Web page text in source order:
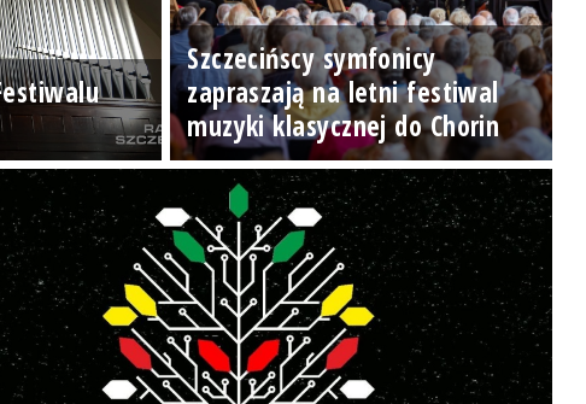
Szczecińscy symfonicy
zapraszają na letni festiwal
muzyki klasycznej do Chorin